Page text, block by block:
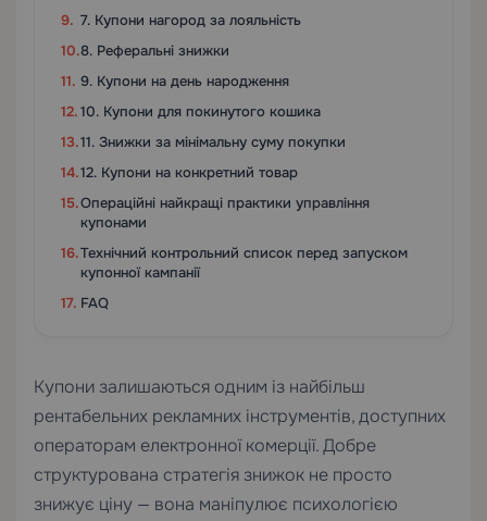
7. Купони нагород за лояльність
8. Реферальні знижки
9. Купони на день народження
10. Купони для покинутого кошика
11. Знижки за мінімальну суму покупки
12. Купони на конкретний товар
Операційні найкращі практики управління
купонами
Технічний контрольний список перед запуском
купонної кампанії
FAQ
Купони залишаються одним із найбільш
рентабельних рекламних інструментів, доступних
операторам електронної комерції. Добре
структурована стратегія знижок не просто
знижує ціну — вона маніпулює психологією